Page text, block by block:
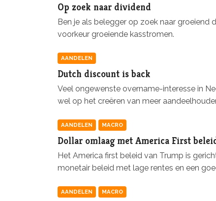
Op zoek naar dividend
Ben je als belegger op zoek naar groeiend
voorkeur groeiende kasstromen.
AANDELEN
Dutch discount is back
Veel ongewenste overname-interesse in
wel op het creëren van meer
AANDELEN MACRO
Dollar omlaag met America First
Het America first beleid van Trump is
monetair beleid met lage rentes en een
AANDELEN MACRO